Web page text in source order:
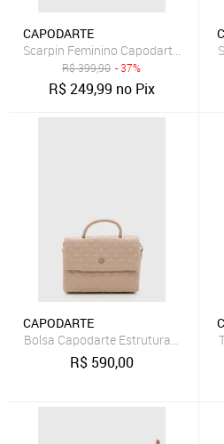
CAPODARTE
Scarpin Feminino Capodarte Bico
R$399,90 - 37%
R$249,99 no Pix
CAPODARTE
Bolsa Capodarte Estruturada
R$ 590,00